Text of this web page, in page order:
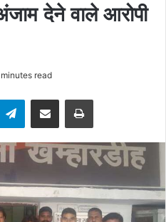
देने वाले आरोपी
read
TelegramShare via Email Print